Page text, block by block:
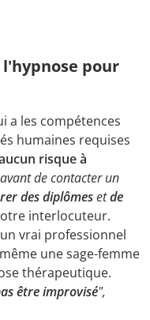
pour
a les compétences
humaines requises
risque à
de contacter un
des diplômesetde
interlocuteur.
vrai professionnel
une sage-femme
thérapeutique.
être improvisé",